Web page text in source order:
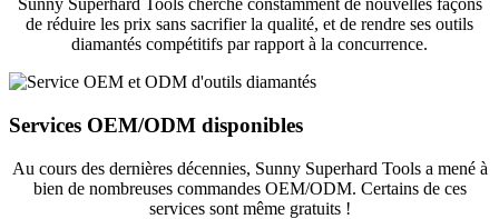
Sunny Superhard Tools cherche constamment de nouvelles façons
de réduire les prix sans sacrifier la qualité, et de rendre ses outils
diamantés compétitifs par rapport à la concurrence.
Services OEM/ODM disponibles
Au cours des dernières décennies, Sunny Superhard Tools a mené à
bien de nombreuses commandes OEM/ODM. Certains de ces
services sont même gratuits !